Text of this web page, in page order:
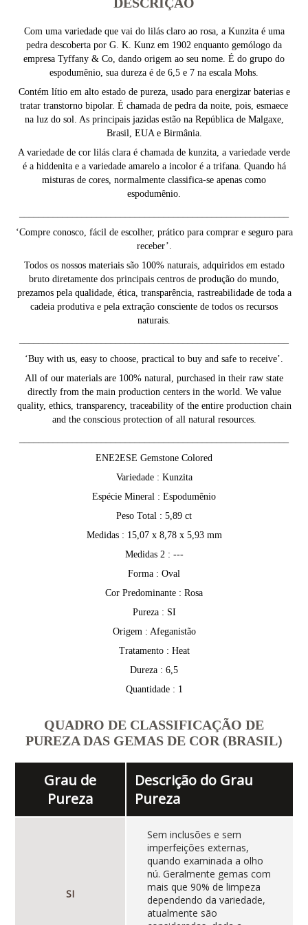
Com uma variedade que vai do lilás claro ao rosa, a Kunzita é uma
pedra descoberta por G. K. Kunz em 1902 enquanto gemólogo da
empresa Tyffany & Co, dando origem ao seu nome. É do grupo do
espodumênio, sua dureza é de 6,5 e 7 na escala Mohs.
Contém lítio em alto estado de pureza, usado para energizar baterias e
tratar transtorno bipolar. É chamada de pedra da noite, pois, esmaece
na luz do sol. As principais jazidas estão na República de Malgaxe,
Brasil, EUA e Birmânia.
A variedade de cor lilás clara é chamada de kunzita, a variedade verde
é a hiddenita e a variedade amarelo a incolor é a trifana. Quando há
misturas de cores, normalmente classifica-se apenas como
espodumênio.
‘Compre conosco, fácil de escolher, prático para comprar e seguro para
receber’.
Todos os nossos materiais são 100% naturais, adquiridos em estado
bruto diretamente dos principais centros de produção do mundo,
prezamos pela qualidade, ética, transparência, rastreabilidade de toda a
cadeia produtiva e pela extração consciente de todos os recursos
naturais.
‘Buy with us, easy to choose, practical to buy and safe to receive’.
All of our materials are 100% natural, purchased in their raw state
directly from the main production centers in the world. We value
quality, ethics, transparency, traceability of the entire production chain
and the conscious protection of all natural resources.
ENE2ESE Gemstone Colored
Variedade : Kunzita
Espécie Mineral : Espodumênio
Peso Total : 5,89 ct
Medidas : 15,07 x 8,78 x 5,93 mm
Medidas 2 : ---
Forma : Oval
Cor Predominante : Rosa
Pureza : SI
Origem : Afeganistão
Tratamento : Heat
Dureza : 6,5
Quantidade : 1
QUADRO DE CLASSIFICAÇÃO DE
PUREZA DAS GEMAS DE COR (BRASIL)
Grau de
Pureza
Descrição do Grau
Pureza
SI
Sem inclusões e sem
imperfeições externas,
quando examinada a olho
nú. Geralmente gemas com
mais que 90% de limpeza
dependendo da variedade,
atualmente são